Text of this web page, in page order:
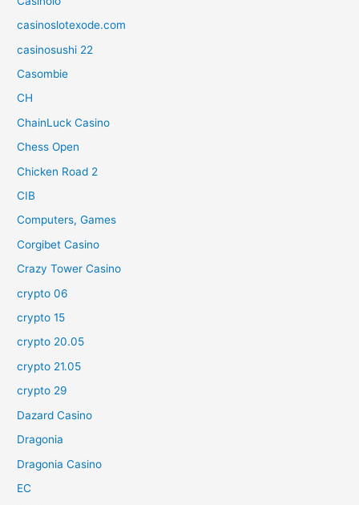
casinoslotexode.com
casinosushi 22
Casombie
CH
ChainLuck Casino
Chess Open
Chicken Road 2
CIB
Computers, Games
Corgibet Casino
Crazy Tower Сasino
crypto 06
crypto 15
crypto 20.05
crypto 21.05
crypto 29
Dazard Casino
Dragonia
Dragonia Casino
EC